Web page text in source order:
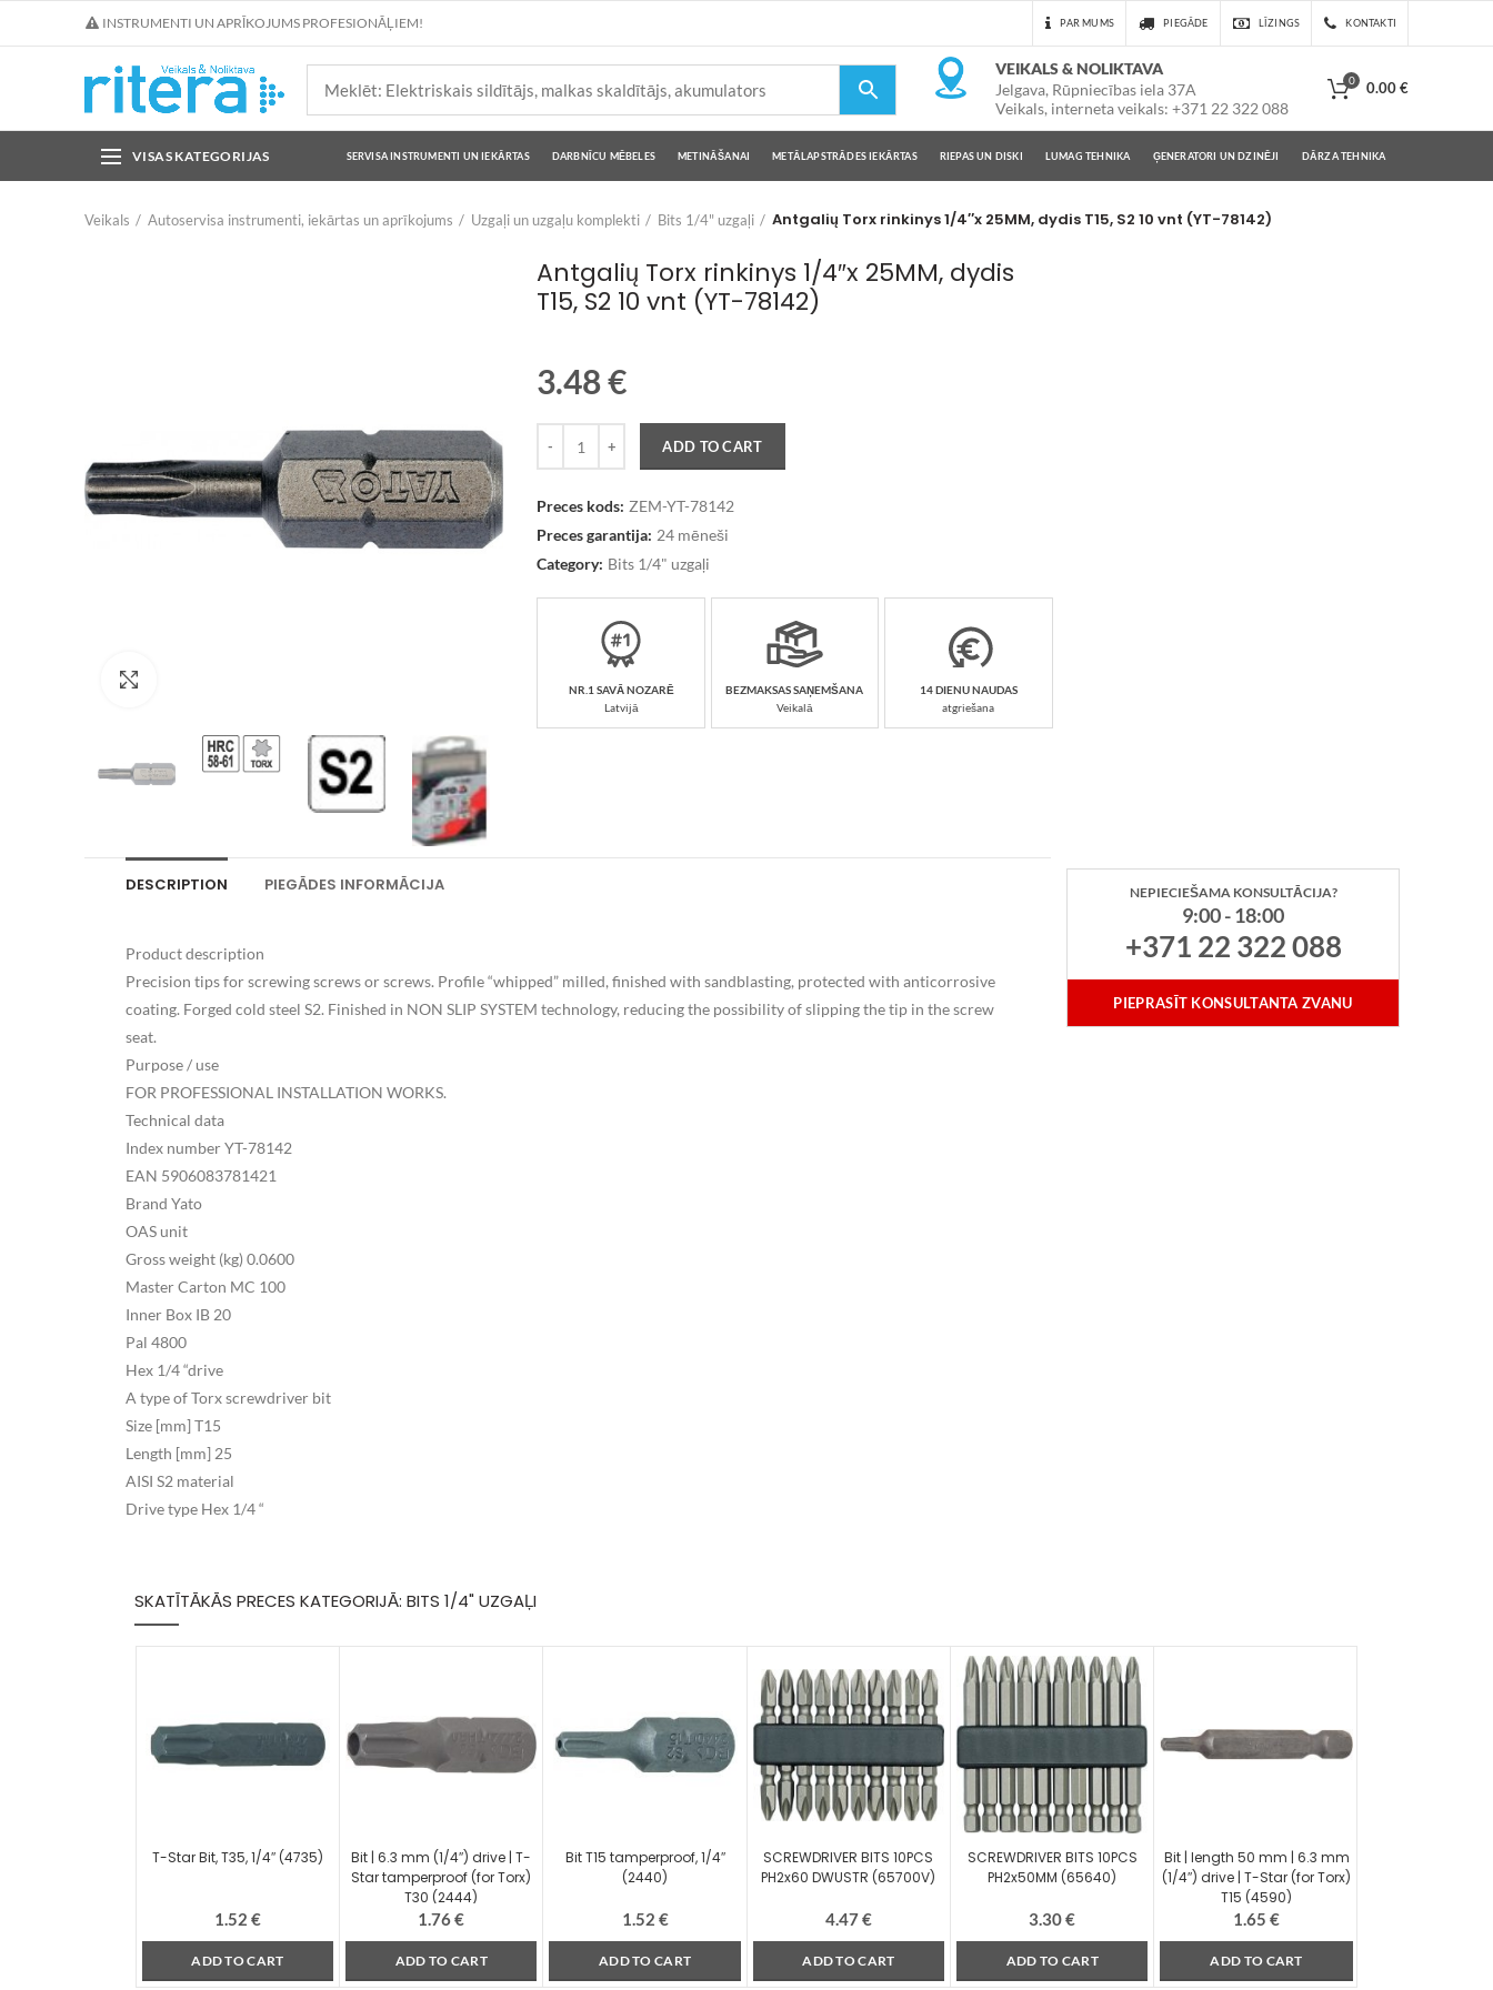
INSTRUMENTI UN APRĪKOJUMS PROFESIONĀĻIEM! PAR MUMS PIEGĀDE LĪZINGS KONTAKTI
VEIKALS & NOLIKTAVA
Jelgava, Rūpniecības iela 37A
Veikals, interneta veikals: +371 22 322 088
0 0.00€
VISAS KATEGORIJAS SERVISA INSTRUMENTI UN IEKĀRTAS DARBNĪCU MĒBELES METINĀŠANAI METĀLAPSTRĀDES IEKĀRTAS RIEPAS UN DISKI LUMAG TEHNIKA ĢENERATORI UN DZINĒJI DĀRZA TEHNIKA
Veikals Autoservisa instrumenti, iekārtas un aprīkojums Uzgaļi un uzgaļu komplekti Bits 1/4" uzgaļi Antgalių Torx rinkinys 1/4″x 25MM, dydis T15, S2 10 vnt (YT-78142)
Antgalių Torx rinkinys 1/4″x 25MM, dydis
T15, S2 10 vnt (YT-78142)
3.48€
ADD TO CART
Preces kods: ZEM-YT-78142
Preces garantija: 24 mēneši
Category: Bits 1/4" uzgaļi
NR.1 SAVĀ NOZARĒ
Latvijā
BEZMAKSAS SAŅEMŠANA
Veikalā
14 DIENU NAUDAS
atgriešana
DESCRIPTION PIEGĀDES INFORMĀCIJA
Product description
Precision tips for screwing screws or screws. Profile “whipped” milled, finished with sandblasting, protected with anticorrosive
coating. Forged cold steel S2. Finished in NON SLIP SYSTEM technology, reducing the possibility of slipping the tip in the screw
seat.
Purpose / use
FOR PROFESSIONAL INSTALLATION WORKS.
Technical data
Index number YT-78142
EAN 5906083781421
Brand Yato
OAS unit
Gross weight (kg) 0.0600
Master Carton MC 100
Inner Box IB 20
Pal 4800
Hex 1/4 “drive
A type of Torx screwdriver bit
Size [mm] T15
Length [mm] 25
AISI S2 material
Drive type Hex 1/4 “
NEPIECIEŠAMA KONSULTĀCIJA?
9:00 - 18:00
+371 22 322 088
PIEPRASĪT KONSULTANTA ZVANU
SKATĪTĀKĀS PRECES KATEGORIJĀ: BITS 1/4" UZGAĻI
T-Star Bit, T35, 1/4″ (4735)
1.52 €
ADD TO CART
Bit | 6.3 mm (1/4″) drive | T-
Star tamperproof (for Torx)
T30 (2444)
1.76€
ADD TO CART
Bit T15 tamperproof, 1/4″
(2440)
1.52 €
ADD TO CART
SCREWDRIVER BITS 10PCS
PH2x60 DWUSTR (65700V)
4.47€
ADD TO CART
SCREWDRIVER BITS 10PCS
PH2x50MM (65640)
3.30€
ADD TO CART
Bit | length 50 mm | 6.3 mm
(1/4″) drive | T-Star (for Torx)
T15 (4590)
1.65€
ADD TO CART